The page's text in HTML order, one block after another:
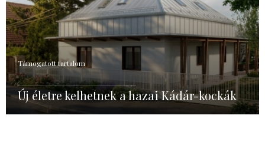
Támogatott tartalom
Új életre kelhetnek a hazai Kádár-kockák